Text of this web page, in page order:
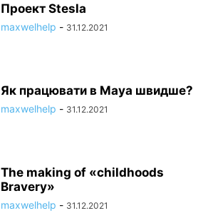
Проект Stesla
maxwelhelp - 31.12.2021
Як працювати в Maya швидше?
maxwelhelp - 31.12.2021
The making of «childhoods
Bravery»
maxwelhelp - 31.12.2021